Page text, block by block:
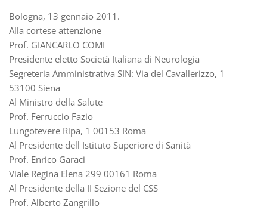
Bologna, 13 gennaio 2011.
Alla cortese attenzione
Prof. GIANCARLO COMI
Presidente eletto Società Italiana di Neurologia
Segreteria Amministrativa SIN: Via del Cavallerizzo, 1
53100 Siena
Al Ministro della Salute
Prof. Ferruccio Fazio
Lungotevere Ripa, 1 00153 Roma
Al Presidente dell Istituto Superiore di Sanità
Prof. Enrico Garaci
Viale Regina Elena 299 00161 Roma
Al Presidente della II Sezione del CSS
Prof. Alberto Zangrillo